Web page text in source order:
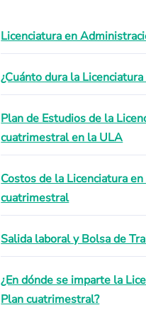
Licenciatura en
¿Cuánto dura la
Plan de Estudios de la
cuatrimestral en la ULA
Costos de la Licenciatura
cuatrimestral
Salida laboral y Bolsa de
¿En dónde se imparte la
Plan cuatrimestral?